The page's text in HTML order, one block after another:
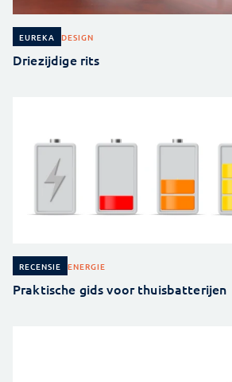
EUREKA DESIGN
Driezijdige rits
RECENSIE ENERGIE
Praktische gids voor thuisbatterijen